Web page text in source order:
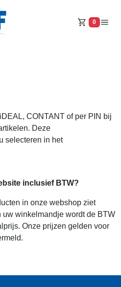
0
CONTANT of per PIN bij
Deze
selecteren in het
inclusief BTW?
in onze webshop ziet
uw winkelmandje wordt de BTW
Onze prijzen gelden voor